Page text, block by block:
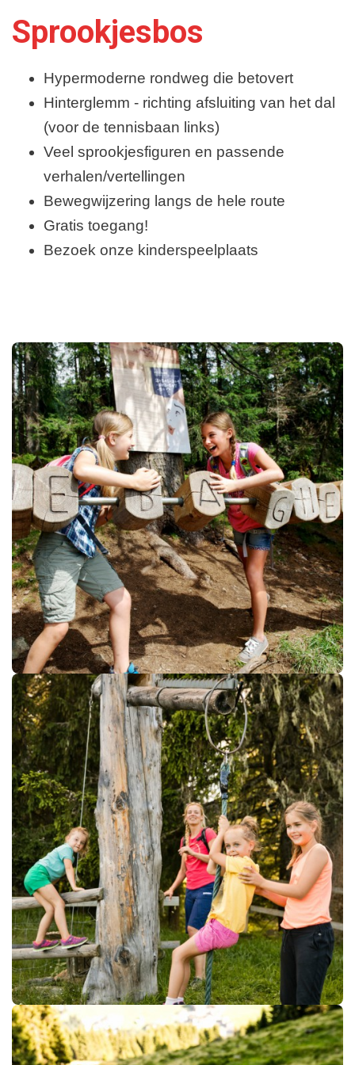
Sprookjesbos
Hypermoderne rondweg die betovert
Hinterglemm - richting afsluiting van het dal
(voor de tennisbaan links)
Veel sprookjesfiguren en passende
verhalen/vertellingen
Bewegwijzering langs de hele route
Gratis toegang!
Bezoek onze kinderspeelplaats